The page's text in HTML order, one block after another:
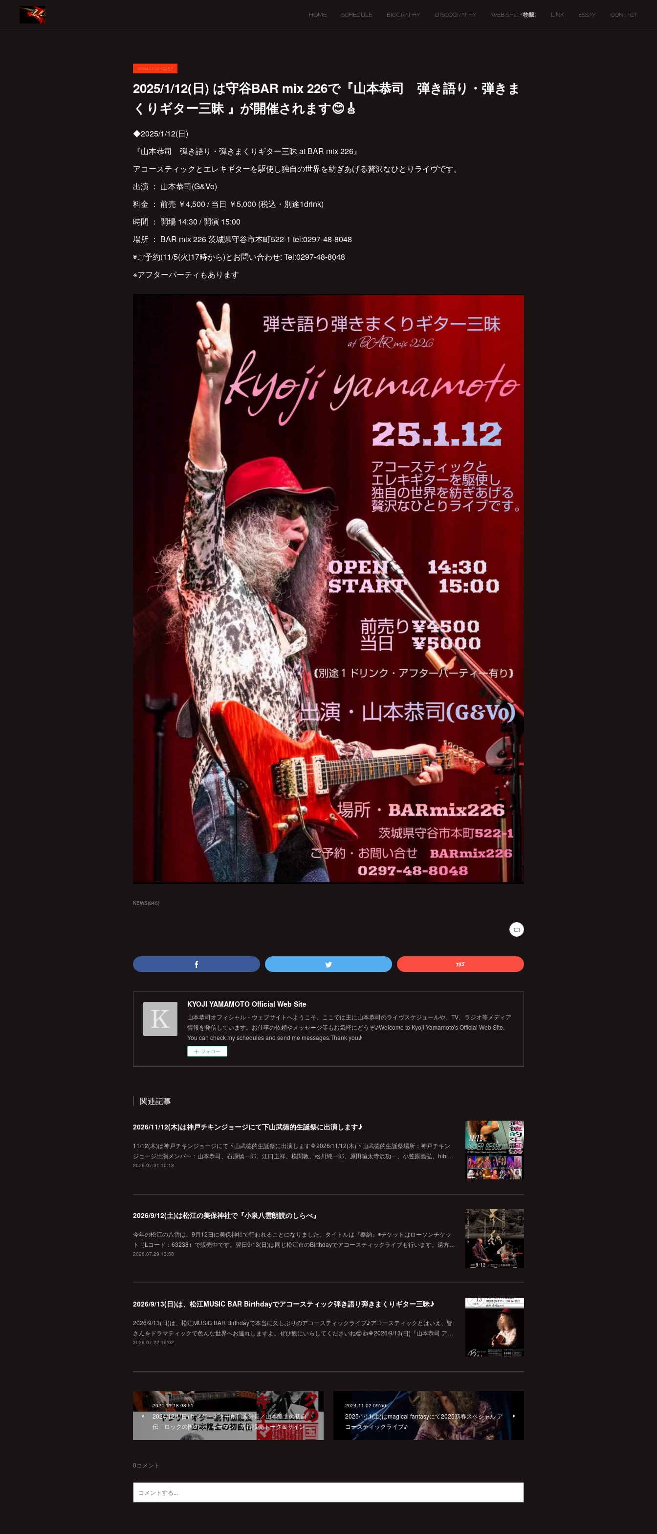
HOME SCHEDULE BIOGRAPHY DISCOGRAPHY WEB SHOP(物販) LINK ESSAY CONTACT
2024.11.02 09:57
2025/1/12(日) は守谷BAR mix 226で『山本恭司 弾き語り・弾きま
くりギター三昧 』が開催されます😊🎸
◆2025/1/12(日)
『山本恭司 弾き語り・弾きまくりギター三昧 at BAR mix 226』
アコースティックとエレキギターを駆使し独自の世界を紡ぎあげる贅沢なひとりライヴです。
出演 ： 山本恭司(G&Vo)
料金 ： 前売 ￥4,500 / 当日 ￥5,000 (税込・別途1drink)
時間 ： 開場 14:30 / 開演 15:00
場所 ： BAR mix 226 茨城県守谷市本町522-1 tel:0297-48-8048
◉ご予約(11/5(火)17時から)とお問い合わせ: Tel:0297-48-8048
※アフターパーティもあります
NEWS(845)
KYOJI YAMAMOTO Official Web Site
山本恭司オフィシャル・ウェブサイトへようこそ。ここでは主に山本恭司のライヴスケジュールや、TV、ラジオ等メディア
情報を発信しています。お仕事の依頼やメッセージ等もお気軽にどうぞ♪Welcome to Kyoji Yamamoto's Official Web Site.
You can check my schedules and send me messages.Thank you♪
フォロー
関連記事
2026/11/12(木)は神戸チキンジョージにて下山武徳的生誕祭に出演します♪
11/12(木)は神戸チキンジョージにて下山武徳的生誕祭に出演します🔷2026/11/12(木)下山武徳的生誕祭場所：神戸チキン
ジョージ出演メンバー：山本恭司、石原慎一郎、江口正祥、横関敦、松川純一郎、原田喧太寺沢功一、小笠原義弘、hibi…
2026.07.31 10:13
2026/9/12(土)は松江の美保神社で『小泉八雲朗読のしらべ』
今年の松江の八雲は、9月12日に美保神社で行われることになりました。タイトルは『奉納』◉チケットはローソンチケッ
ト（Lコード：63238）で販売中です。翌日9/13(日)は同じ松江市のBirthdayでアコースティックライブも行います。遠方…
2026.07.29 13:58
2026/9/13(日)は、松江MUSIC BAR Birthdayでアコースティック弾き語り弾きまくりギター三昧♪
2026/9/13(日)は、松江MUSIC BAR Birthdayで本当に久しぶりのアコースティックライブ♪アコースティックとはいえ、皆
さんをドラマティックで色んな世界へお連れしますよ。ぜひ観にいらしてくださいね😊👍🔷2026/9/13(日)『山本恭司 ア…
2026.07.22 16:02
2024.11.18 08:51
2024/12/1(日)ヤング・ギター創刊編集長／山本隆士の初自
伝「ロックの国のラッキーマン」先行販売トーク＆サイン…
2024.11.02 09:50
2025/1/11(土)はmagical fantasyにて2025新春スペシャル ア
コースティックライブ♪
0コメント